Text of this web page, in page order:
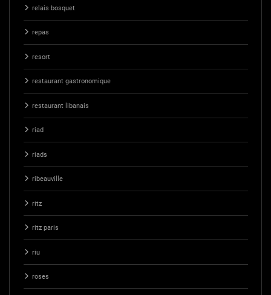
relais bosquet
repas
resort
restaurant gastronomique
restaurant libanais
riad
riads
ribeauville
ritz
ritz paris
riu
roses